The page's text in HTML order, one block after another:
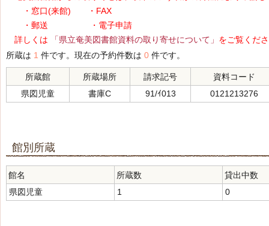
・窓口(来館) ・FAX
・郵送 ・電子申請
詳しくは
「県立奄美図書館資料の取り寄せについて」 をご覧くだ
所蔵は 1 件です。現在の予約件数は 0 件です。
所蔵館 所蔵場所 請求記号
資料コード
県図児童
書庫C 91/ｲ013 0121213276
館別所蔵
館名 所蔵数
貸出中数
県図児童
1 0